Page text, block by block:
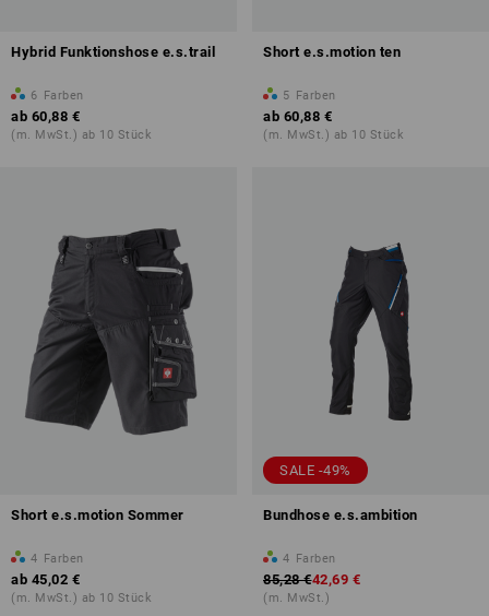
Hybrid Funktionshose e.s.trail
6 Farben
ab 60,88 €
(m. MwSt.) ab 10 Stück
Short e.s.motion ten
5 Farben
ab 60,88 €
(m. MwSt.) ab 10 Stück
Short e.s.motion Sommer
4 Farben
ab 45,02 €
(m. MwSt.) ab 10 Stück
SALE -49%
Bundhose e.s.ambition
4 Farben
85,28 €42,69 €
(m. MwSt.)